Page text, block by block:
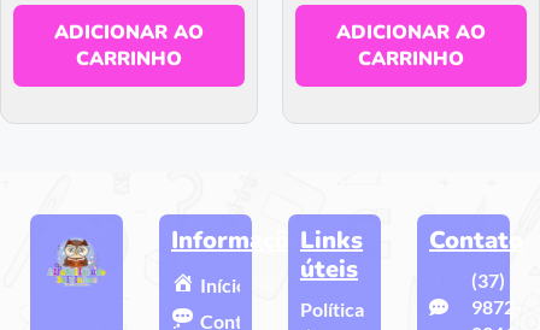
ADICIONAR AO
CARRINHO
ADICIONAR AO
CARRINHO
Informações
Início
Contato
Links
úteis
Política
Contato
(37)
9872-